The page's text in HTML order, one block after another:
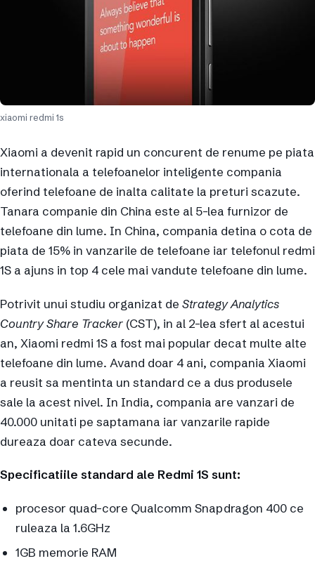
xiaomi redmi 1s
Xiaomi a devenit rapid un concurent de renume pe piata
internationala a telefoanelor inteligente compania
oferind telefoane de inalta calitate la preturi scazute.
Tanara companie din China este al 5-lea furnizor de
telefoane din lume. In China, compania detina o cota de
piata de 15% in vanzarile de telefoane iar telefonul redmi
1S a ajuns in top 4 cele mai vandute telefoane din lume.
Potrivit unui studiu organizat de Strategy Analytics
Country Share Tracker (CST), in al 2-lea sfert al acestui
an, Xiaomi redmi 1S a fost mai popular decat multe alte
telefoane din lume. Avand doar 4 ani, compania Xiaomi
a reusit sa mentinta un standard ce a dus produsele
sale la acest nivel. In India, compania are vanzari de
40.000 unitati pe saptamana iar vanzarile rapide
dureaza doar cateva secunde.
Specificatiile standard ale Redmi 1S sunt:
procesor quad-core Qualcomm Snapdragon 400 ce
ruleaza la 1.6GHz
1GB memorie RAM